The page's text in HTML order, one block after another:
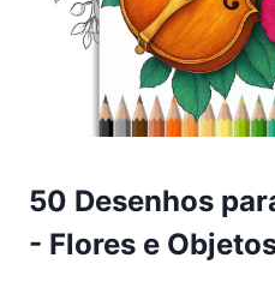
50 Desenhos
- Flores e